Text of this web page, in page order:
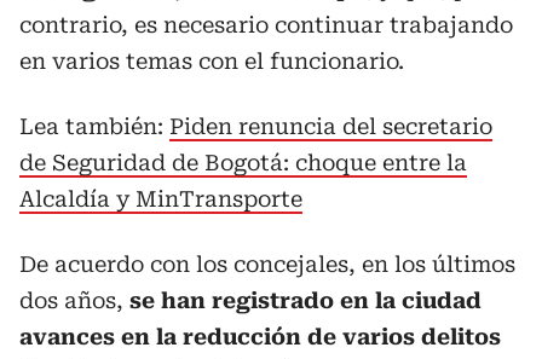
contrario, es necesario continuar trabajando
en varios temas con el funcionario.
Lea también: Piden renuncia del secretario
de Seguridad de Bogotá: choque entre la
Alcaldía y MinTransporte
De acuerdo con los concejales, en los últimos
dos años, se han registrado en la ciudad
avances en la reducción de varios delitos